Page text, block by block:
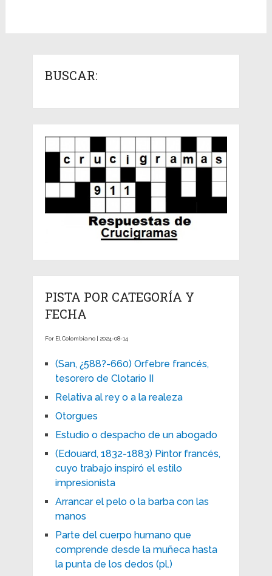
BUSCAR:
PISTA POR CATEGORÍA Y
FECHA
For El Colombiano | 2024-08-14
(San, ¿588?-660) Orfebre francés,
tesorero de Clotario II
Relativa al rey o a la realeza
Otorgues
Estudio o despacho de un abogado
(Edouard, 1832-1883) Pintor francés,
cuyo trabajo inspiró el estilo
impresionista
Arrancar el pelo o la barba con las
manos
Parte del cuerpo humano que
comprende desde la muñeca hasta
la punta de los dedos (pl.)